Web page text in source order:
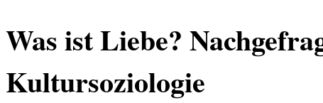
Was ist Liebe?
Kultursoziologie